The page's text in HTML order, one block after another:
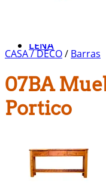
LEÑA
CASA / DECO/ Barras
07BA
Portico